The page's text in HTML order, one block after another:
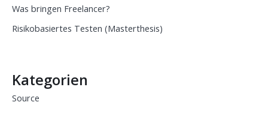
Was bringen Freelancer?
Risikobasiertes Testen (Masterthesis)
Kategorien
Source